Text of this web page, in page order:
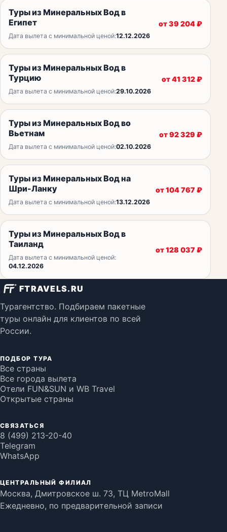
Туры из Минеральных Вод в
Египет
Дата вылета с минимальной ценой:12.12.2026
от39 204₽
Туры из Минеральных Вод в
Турцию
Дата вылета с минимальной ценой:29.10.2026
от41 312₽
Туры из Минеральных Вод во
Вьетнам
Дата вылета с минимальной ценой:02.10.2026
от92 329 ₽
Туры из Минеральных Вод на
Шри-Ланку
Дата вылета с минимальной ценой:13.12.2026
от104 767 ₽
Туры из Минеральных Вод в
Таиланд
Дата вылета с минимальной ценой:
04.12.2026
от128 037 ₽
FTRAVELS.RU
Турагентство. Подбираем пакетные
туры онлайн для клиентов по всей
России.
ПОДБОР ТУРА
Все страны
Все города вылета
Отели FUN&SUN и WB Travel
Открытые страны
СВЯЗАТЬСЯ
8 (499) 213-20-40
Telegram
WhatsApp
ЦЕНТРАЛЬНЫЙ ФИЛИАЛ
Москва, Дмитровское ш. 73, ТЦ MetroMall
Ежедневно, по предварительной записи